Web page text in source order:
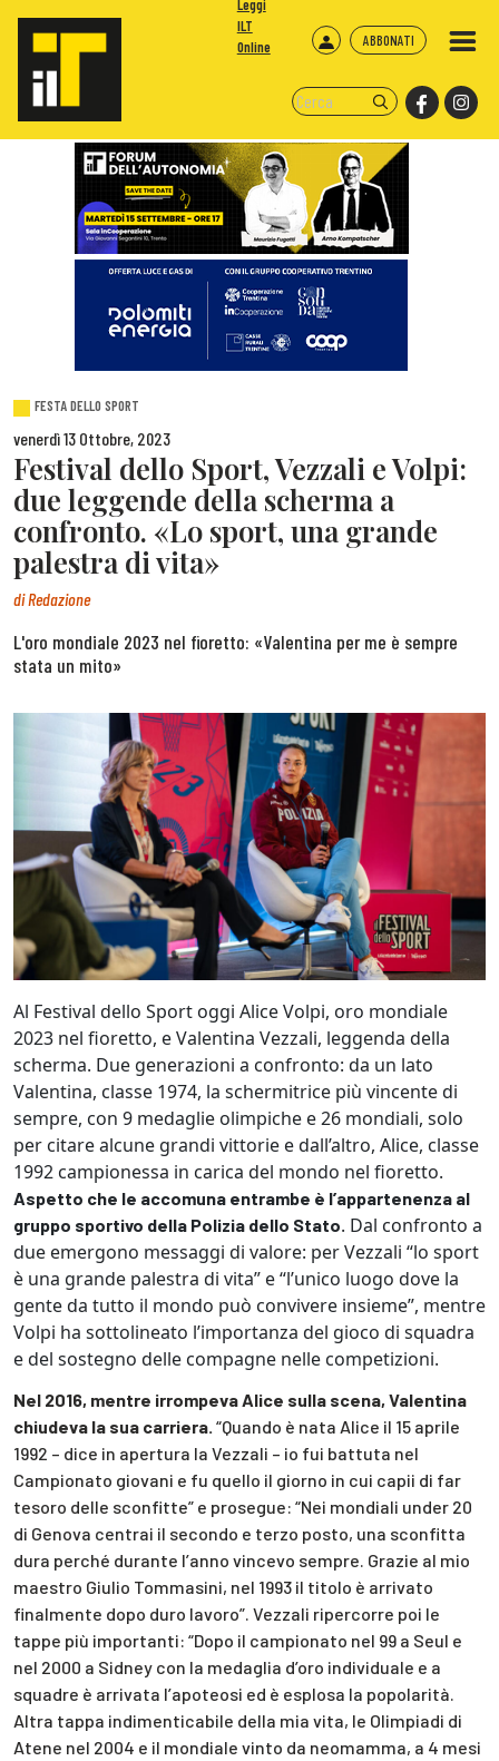
ABBONATI
Leggi
ILT
Online
FESTA DELLO SPORT
venerdì 13 Ottobre, 2023
Festival dello Sport, Vezzali e Volpi:
due leggende della scherma a
confronto. «Lo sport, una grande
palestra di vita»
diRedazione
L'oro mondiale 2023 nel fioretto: «Valentina per me è sempre
stata un mito»
Al Festival dello Sport oggi Alice Volpi, oro mondiale
2023 nel fioretto, e Valentina Vezzali, leggenda della
scherma. Due generazioni a confronto: da un lato
Valentina, classe 1974, la schermitrice più vincente di
sempre, con 9 medaglie olimpiche e 26 mondiali, solo
per citare alcune grandi vittorie e dall’altro, Alice, classe
1992 campionessa in carica del mondo nel fioretto.
Aspetto che le accomuna entrambe è l’appartenenza al
gruppo sportivo della Polizia dello Stato. Dal confronto a
due emergono messaggi di valore: per Vezzali “lo sport
è una grande palestra di vita” e “l’unico luogo dove la
gente da tutto il mondo può convivere insieme”, mentre
Volpi ha sottolineato l’importanza del gioco di squadra
e del sostegno delle compagne nelle competizioni.
Nel 2016, mentre irrompeva Alice sulla scena, Valentina
chiudeva la sua carriera. “Quando è nata Alice il 15 aprile
1992 – dice in apertura la Vezzali – io fui battuta nel
Campionato giovani e fu quello il giorno in cui capii di far
tesoro delle sconfitte” e prosegue: “Nei mondiali under 20
di Genova centrai il secondo e terzo posto, una sconfitta
dura perché durante l’anno vincevo sempre. Grazie al mio
maestro Giulio Tommasini, nel 1993 il titolo è arrivato
finalmente dopo duro lavoro”. Vezzali ripercorre poi le
tappe più importanti: “Dopo il campionato nel 99 a Seul e
nel 2000 a Sidney con la medaglia d’oro individuale e a
squadre è arrivata l’apoteosi ed è esplosa la popolarità.
Altra tappa indimenticabile della mia vita, le Olimpiadi di
Atene nel 2004 e il mondiale vinto da neomamma, a 4 mesi